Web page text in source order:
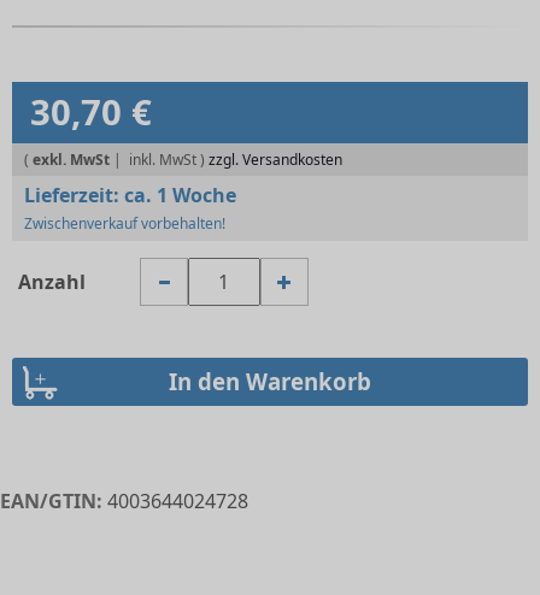
30,70 €
( exkl. MwSt | zzgl. Versandkosten
Lieferzeit: ca. 1 Woche
Zwischenverkauf vorbehalten!
Anzahl
EAN/GTIN: 4003644024728